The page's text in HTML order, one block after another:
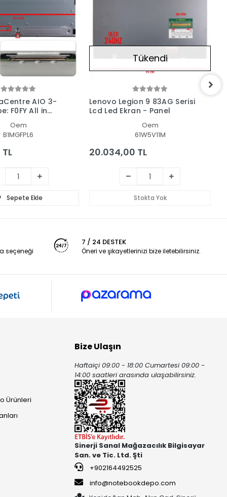
AIO 3-
F0FY All in
Oem
B1MGFPL6
Sepete Ekle
Tükendi
Lenovo Legion 9 83AG Serisi
Lcd Led Ekran - Panel
Oem
61W5V11M
20.034,00 TL
Stokta Yok
seçeneği
7 / 24 DESTEK
Öneri ve şikayetlerinizi bize iletebilirsiniz.
Ürünleri
Bize Ulaşın
Haftaiçi 09:00 - 18:00 Cumartesi 09:00 -
14:00 saatleri arasında ulaşabilirsiniz.
Sinerji Sanal Mağazacılık Bilgisayar
San. ve Tic. Ltd. Şti
+902164492525
info@notebookdepo.com